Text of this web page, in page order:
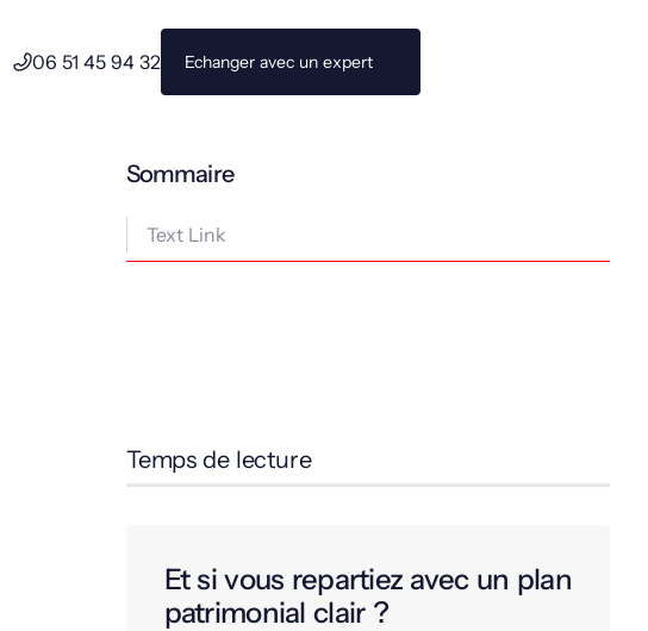
06 51 45 94 32 Echanger avec un expert
Sommaire
Text Link
Temps de lecture
Et si vous repartiez avec un plan
patrimonial clair ?